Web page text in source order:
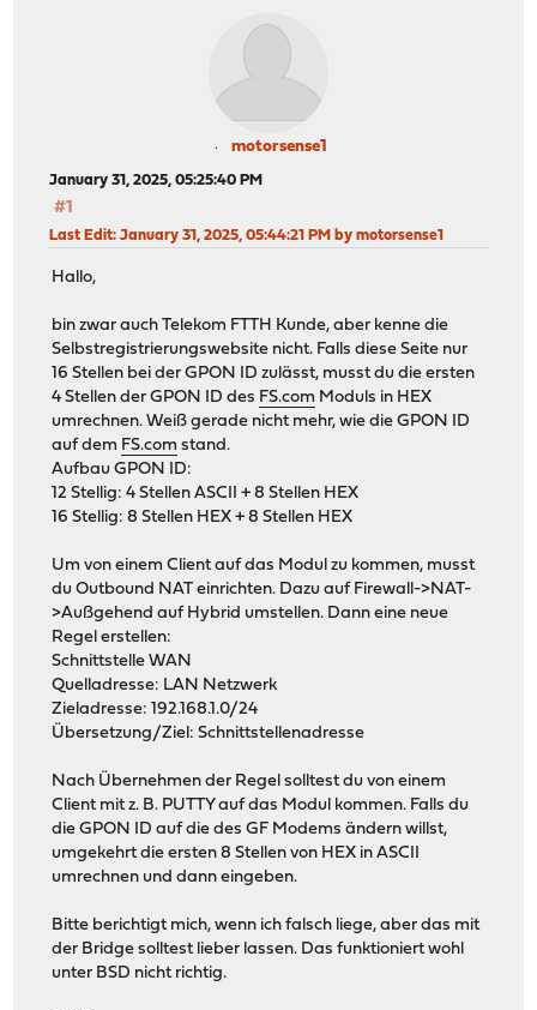
motorsense1
January 31, 2025, 05:25:40 PM
#1
Last Edit: January 31, 2025, 05:44:21 PM by motorsense1
Hallo,
bin zwar auch Telekom FTTH Kunde, aber kenne die
Selbstregistrierungswebsite nicht. Falls diese Seite nur
16 Stellen bei der GPON ID zulässt, musst du die ersten
4 Stellen der GPON ID des FS.com Moduls in HEX
umrechnen. Weiß gerade nicht mehr, wie die GPON ID
auf dem FS.com stand.
Aufbau GPON ID:
12 Stellig: 4 Stellen ASCII + 8 Stellen HEX
16 Stellig: 8 Stellen HEX + 8 Stellen HEX
Um von einem Client auf das Modul zu kommen, musst
du Outbound NAT einrichten. Dazu auf Firewall->NAT-
>Außgehend auf Hybrid umstellen. Dann eine neue
Regel erstellen:
Schnittstelle WAN
Quelladresse: LAN Netzwerk
Zieladresse: 192.168.1.0/24
Übersetzung/Ziel: Schnittstellenadresse
Nach Übernehmen der Regel solltest du von einem
Client mit z. B. PUTTY auf das Modul kommen. Falls du
die GPON ID auf die des GF Modems ändern willst,
umgekehrt die ersten 8 Stellen von HEX in ASCII
umrechnen und dann eingeben.
Bitte berichtigt mich, wenn ich falsch liege, aber das mit
der Bridge solltest lieber lassen. Das funktioniert wohl
unter BSD nicht richtig.